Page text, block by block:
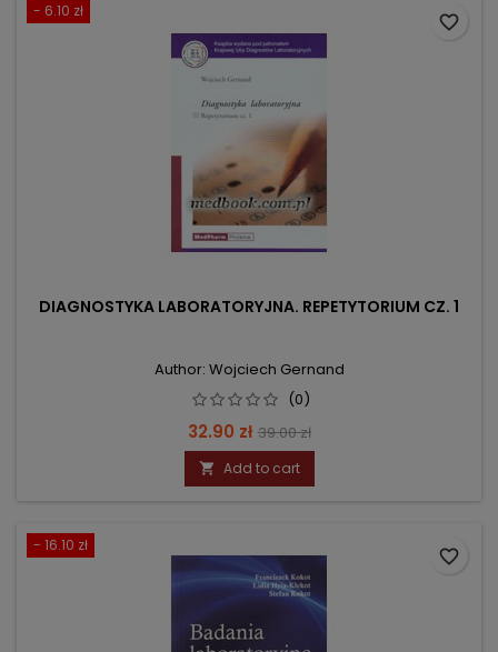
- 6.10 zł
DIAGNOSTYKA LABORATORYJNA. REPETYTORIUM CZ. 1
Author: Wojciech Gernand
(0)
Price
32.90 zł Regular
price
39.00 zł
 Add to cart
favorite_border
- 16.10 zł
favorite_border